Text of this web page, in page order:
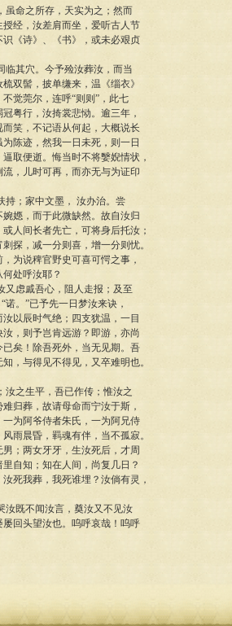
命之所存，天实为之；然而
经，汝差肩而坐，爱听古人节
《诗》、《书》，或未必艰贞
其穴。今予殓汝葬汝，而当
双髻，披单缣来，温《缁衣》
觉莞尔，连呼“则则”，此七
粤行，汝掎裳悲恸。逾三年，
笑，不记语从何起，大概说长
陈迹，然我一日未死，则一日
取便逝。悔当时不将嫛婗情状，
，儿时可再，而亦无与为证印
；家中文墨， 汝办治。尝
嫕，而于此微缺然。故自汝归
人间长者先亡，可将身后托汝；
探，减一分则喜，增一分则忧。
为说稗官野史可喜可愕之事，
处呼汝耶？
虑戚吾心，阻人走报；及至
。”已予先一日梦汝来诀，
以辰时气绝；四支犹温，一目
，则予岂肯远游？即游，亦尚
矣！除吾死外，当无见期。吾
，与得见不得见，又卒难明也。
之生平，吾已作传；惟汝之
归葬，故请母命而宁汝于斯，
为阿爷侍者朱氏，一为阿兄侍
雨晨昏，羁魂有伴，当不孤寂。
；两女牙牙，生汝死后，才周
自知；知在人间，尚复几日？
死我葬，我死谁埋？汝倘有灵，
既不闻汝言，奠汝又不见汝
回头望汝也。呜呼哀哉！呜呼